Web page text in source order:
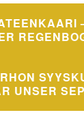
UNSER